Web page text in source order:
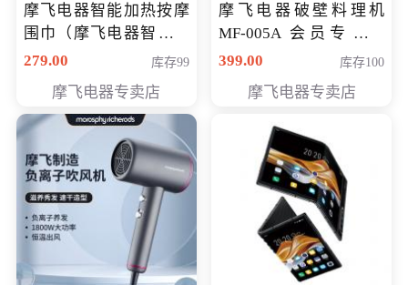
摩飞电器智能加热按摩
围巾（摩飞电器智能加
热按摩围脖） 会员专享
279.00 库存99
摩飞电器专卖店
摩飞电器破壁料理机
MF-005A 会员专享价
198元
399.00 库存100
摩飞电器专卖店